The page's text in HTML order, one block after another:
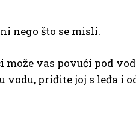
nego što se misli.
vas povući pod
vodu, priđite joj s leđa i